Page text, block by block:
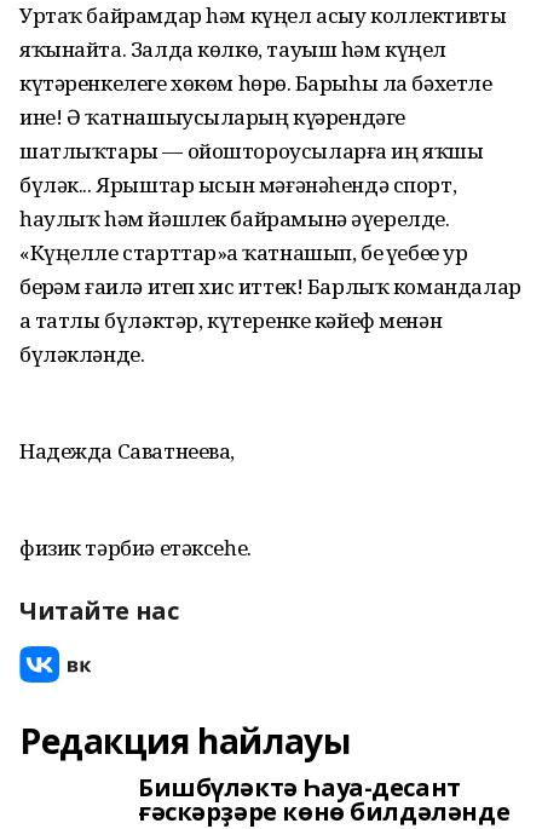
Уртаҡ байрамдар hәм күңел асыу коллективты
яҡынайта. Залда көлкө, тауыш hәм күңел
күтәренкелеге хөкөм һөрҙө. Барыһы ла бәхетле
ине! Ә ҡатнашыусыларҙың күҙҙәрендәге
шатлыҡтары — ойоштороусыларға иң яҡшы
бүләк... Ярыштар ысын мәғәнәһендә спорт,
һаулыҡ hәм йәшлек байрамынә әүерелде.
«Күңелле старттар»ҙа ҡатнашып, беҙ үҙебеҙҙе ҙур
берҙәм ғаилә итеп хис иттек! Барлыҡ командалар
ҙа татлы бүләктәр, күтeренке кәйеф менән
бүләкләнде.
Надежда Саватнеева,
физик тәрбиә етәксеһе.
Читайте нас
Редакция һайлауы
Бишбүләктә Һауа-десант
ғәскәрҙәре көнө билдәләнде